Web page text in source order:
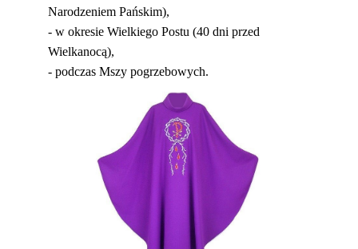
Narodzeniem Pańskim),
- w okresie Wielkiego Postu (40 dni przed
Wielkanocą),
- podczas Mszy pogrzebowych.